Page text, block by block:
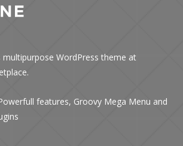
multipurpose WordPress theme at
features, Groovy Mega Menu and